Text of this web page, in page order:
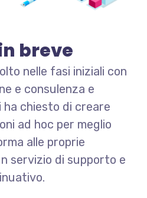
breve
nelle fasi iniziali con
e consulenza e
chiesto di creare
ad hoc per meglio
alle proprie
servizio di supporto e